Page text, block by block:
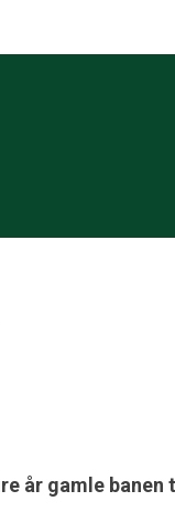
år gamle